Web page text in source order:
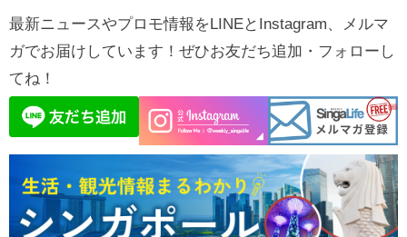
最新ニュースやプロモ情報をLINEとInstagram、メルマ
ガでお届けしています！ぜひお友だち追加・フォローし
てね！